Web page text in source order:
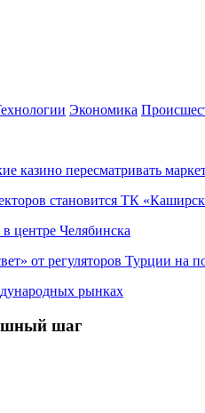
Экономика
казино пересматривать
становится ТК
центре Челябинска
от регуляторов Турции на
рынках
шаг